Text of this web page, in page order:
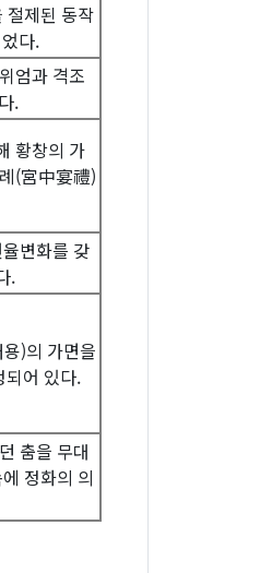
절제된 동작
다.
엄과 격조
.
황창의 가
(宮中宴禮)
변화를 갖
.
)의 가면을
되어 있다.
춤을 무대
정화의 의